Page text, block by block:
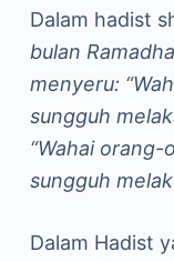
Dalam hadist
bulan
menyeru:
sungguh
“Wahai
sungguh
Dalam Hadist